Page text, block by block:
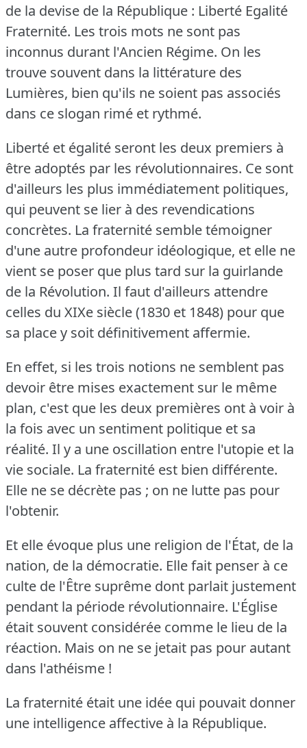
de la devise de la République : Liberté Egalité
Fraternité. Les trois mots ne sont pas
inconnus durant l'Ancien Régime. On les
trouve souvent dans la littérature des
Lumières, bien qu'ils ne soient pas associés
dans ce slogan rimé et rythmé.
Liberté et égalité seront les deux premiers à
être adoptés par les révolutionnaires. Ce sont
d'ailleurs les plus immédiatement politiques,
qui peuvent se lier à des revendications
concrètes. La fraternité semble témoigner
d'une autre profondeur idéologique, et elle ne
vient se poser que plus tard sur la guirlande
de la Révolution. Il faut d'ailleurs attendre
celles du XIXe siècle (1830 et 1848) pour que
sa place y soit définitivement affermie.
En effet, si les trois notions ne semblent pas
devoir être mises exactement sur le même
plan, c'est que les deux premières ont à voir à
la fois avec un sentiment politique et sa
réalité. Il y a une oscillation entre l'utopie et la
vie sociale. La fraternité est bien différente.
Elle ne se décrète pas ; on ne lutte pas pour
l'obtenir.
Et elle évoque plus une religion de l'État, de la
nation, de la démocratie. Elle fait penser à ce
culte de l'Être suprême dont parlait justement
pendant la période révolutionnaire. L'Église
était souvent considérée comme le lieu de la
réaction. Mais on ne se jetait pas pour autant
dans l'athéisme !
La fraternité était une idée qui pouvait donner
une intelligence affective à la République.